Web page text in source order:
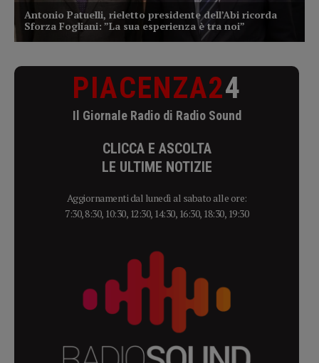
PIACENZA24
Il Giornale Radio di Radio Sound
CLICCA E ASCOLTA
LE ULTIME NOTIZIE
Aggiornamenti dal lunedì al sabato alle ore:
7:30, 8:30, 10:30, 12:30, 14:30, 16:30, 18:30, 19:30